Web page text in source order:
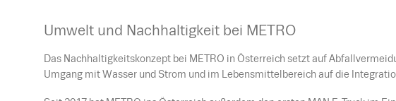
Umwelt und Nachhaltigkeit bei METRO
Das Nachhaltigkeitskonzept bei METRO in Österreich setzt auf
Umgang mit Wasser und Strom und im Lebensmittelbereich auf die